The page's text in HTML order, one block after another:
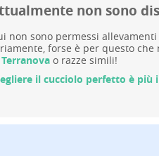
non sono
non sono permessi
forse è per questo
o razze simili!
il cucciolo perfetto è